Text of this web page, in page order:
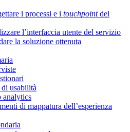
i processi e i touchpointdel
l’interfaccia utente del servizio
la soluzione ottenuta
usabilità
analytics
di mappatura dell’esperienza